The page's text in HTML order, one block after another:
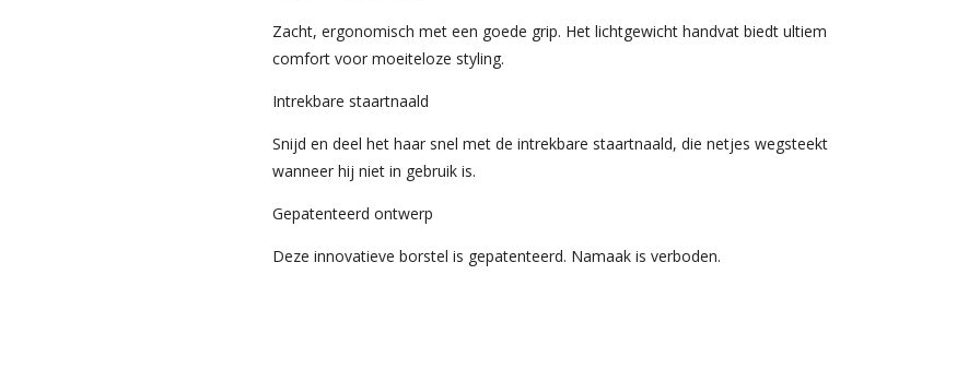
Zacht, ergonomisch met een goede grip. Het lichtgewicht handvat biedt ultiem
comfort voor moeiteloze styling.
Intrekbare staartnaald
Snijd en deel het haar snel met de intrekbare staartnaald, die netjes wegsteekt
wanneer hij niet in gebruik is.
Gepatenteerd ontwerp
Deze innovatieve borstel is gepatenteerd. Namaak is verboden.